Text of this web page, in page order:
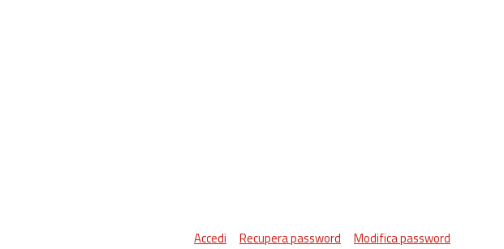
Accedi Recupera password Modifica password